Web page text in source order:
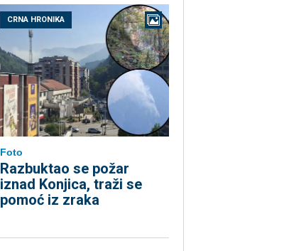
CRNA HRONIKA
Foto
Razbuktao se požar
iznad Konjica, traži se
pomoć iz zraka